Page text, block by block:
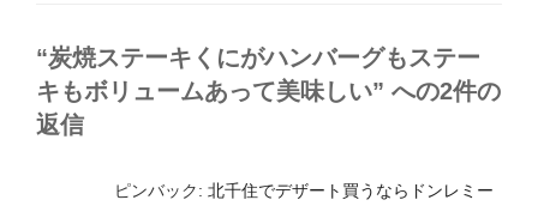
“炭焼ステーキくにがハンバーグもステー
キもボリュームあって美味しい” への2件の
返信
ピンバック: 北千住でデザート買うならドンレミー